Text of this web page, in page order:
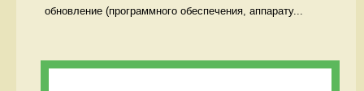
обновление (программного обеспечения, аппарату...